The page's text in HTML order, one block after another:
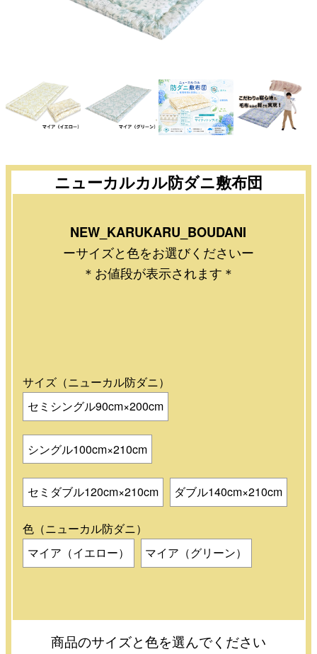
ニューカルカル防ダニ敷布団
NEW_KARUKARU_BOUDANI
ーサイズと色をお選びくださいー
＊お値段が表示されます＊
サイズ（ニューカル防ダニ）
セミシングル90cm×200cm
シングル100cm×210cm
セミダブル120cm×210cm ダブル140cm×210cm
色（ニューカル防ダニ）
マイア（イエロー）
マイア（グリーン）
商品のサイズと色を選んでください